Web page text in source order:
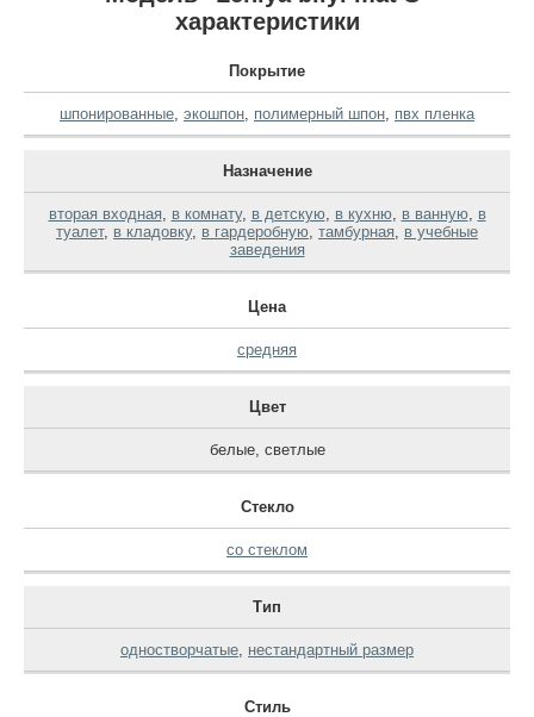
характеристики
Покрытие
шпонированные экошпон полимерный шпон пвх пленка
Назначение
вторая входная в комнату, в детскую, в кухню, в ванную, в
туалет, в кладовку, в гардеробную тамбурная
в учебные
заведения
Цена
средняя
Цвет
белые, светлые
Стекло
со стеклом
Тип
одностворчатые нестандартный размер
Стиль